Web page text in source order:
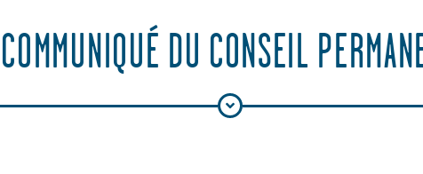
COMMUNIQUÉ DU CONSEIL